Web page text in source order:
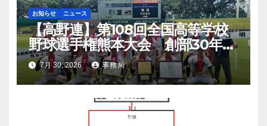
お知らせ ニュース
【高野連】第108回全国高等学校
野球選手権熊本大会 創部30年有
明高校悲願の初優勝
7月 30, 2026 事務局